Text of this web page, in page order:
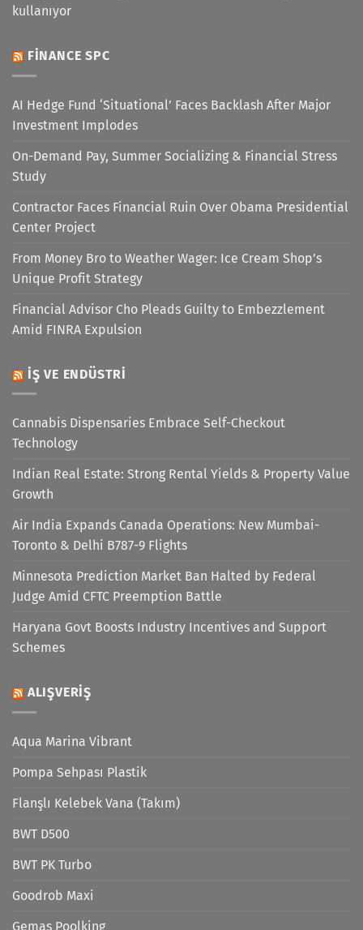
kullanıyor
FINANCE SPC
AI Hedge Fund ‘Situational’ Faces Backlash After Major
Investment Implodes
On-Demand Pay, Summer Socializing & Financial Stress
Study
Contractor Faces Financial Ruin Over Obama Presidential
Center Project
From Money Bro to Weather Wager: Ice Cream Shop’s
Unique Profit Strategy
Financial Advisor Cho Pleads Guilty to Embezzlement
Amid FINRA Expulsion
İŞ VE ENDÜSTRI
Cannabis Dispensaries Embrace Self-Checkout
Technology
Indian Real Estate: Strong Rental Yields & Property Value
Growth
Air India Expands Canada Operations: New Mumbai-
Toronto & Delhi B787-9 Flights
Minnesota Prediction Market Ban Halted by Federal
Judge Amid CFTC Preemption Battle
Haryana Govt Boosts Industry Incentives and Support
Schemes
ALIŞVERIŞ
Aqua Marina Vibrant
Pompa Sehpası Plastik
Flanşlı Kelebek Vana (Takım)
BWT D500
BWT PK Turbo
Goodrob Maxi
Gemaş Poolking